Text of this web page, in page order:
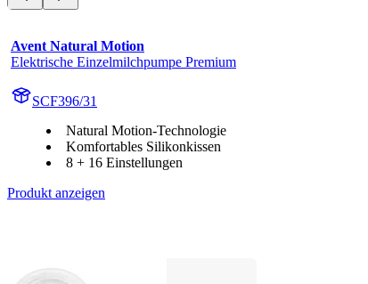
Avent Natural Motion
Elektrische Einzelmilchpumpe Premium
SCF396/31
Natural Motion-Technologie
Komfortables Silikonkissen
8 + 16 Einstellungen
Produkt anzeigen